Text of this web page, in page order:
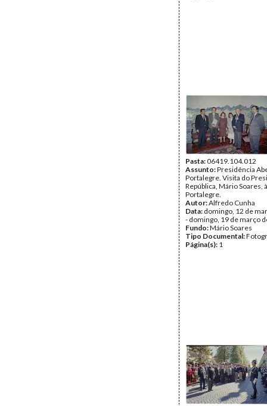
Pasta:06419.104.012
Assunto:Presidência
Portalegre. Visita do
República, Mário Soares,
Portalegre.
Autor:Alfredo Cunha
Data: domingo, 12 de
- domingo, 19 de março
Fundo:Mário Soares
Tipo Documental:
Página(s): 1